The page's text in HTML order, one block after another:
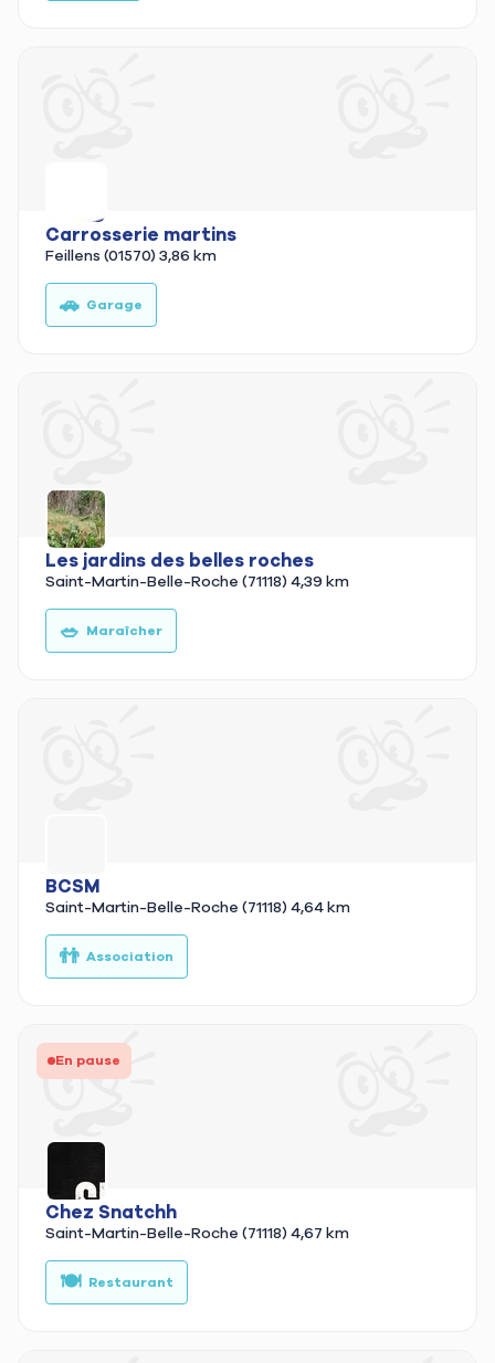
Carrosserie martins
Feillens (01570) 3,86 km
🚗 Garage
Les jardins des belles roches
Saint-Martin-Belle-Roche (71118) 4,39 km
🥗 Maraîcher
BCSM
Saint-Martin-Belle-Roche (71118) 4,64 km
👬 Association
En pause
Chez Snatchh
Saint-Martin-Belle-Roche (71118) 4,67 km
🍽️ Restaurant